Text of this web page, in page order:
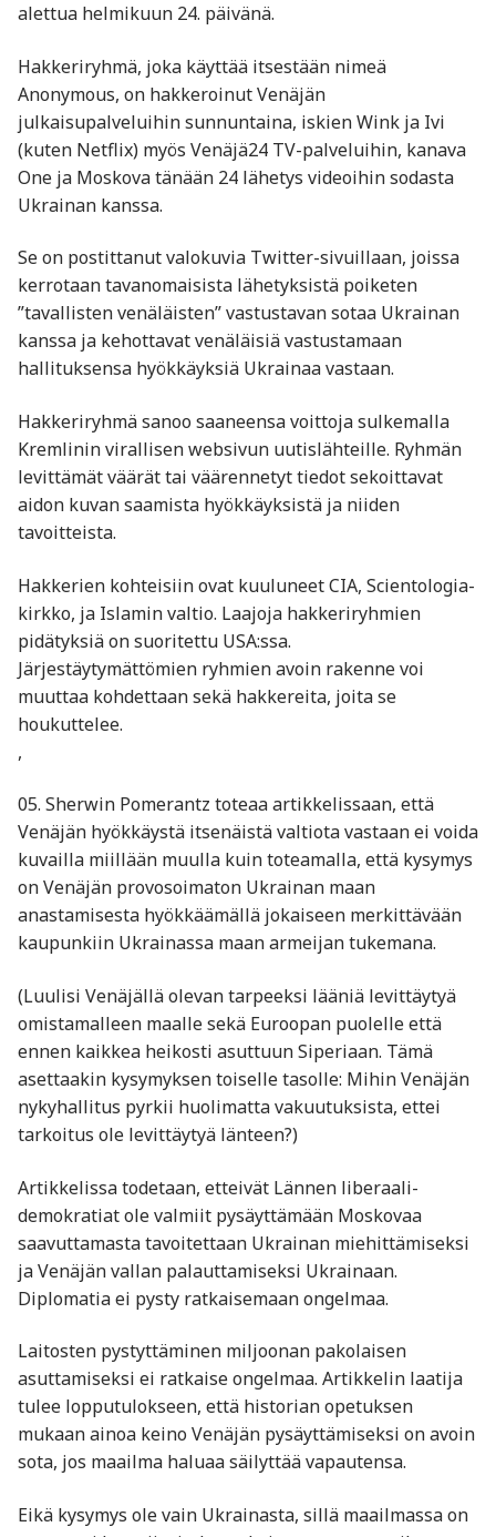
alettua helmikuun 24. päivänä.
Hakkeriryhmä, joka käyttää itsestään nimeä
Anonymous, on hakkeroinut Venäjän
julkaisupalveluihin sunnuntaina, iskien Wink ja Ivi
(kuten Netflix) myös Venäjä24 TV-palveluihin, kanava
One ja Moskova tänään 24 lähetys videoihin sodasta
Ukrainan kanssa.
Se on postittanut valokuvia Twitter-sivuillaan, joissa
kerrotaan tavanomaisista lähetyksistä poiketen
”tavallisten venäläisten” vastustavan sotaa Ukrainan
kanssa ja kehottavat venäläisiä vastustamaan
hallituksensa hyökkäyksiä Ukrainaa vastaan.
Hakkeriryhmä sanoo saaneensa voittoja sulkemalla
Kremlinin virallisen websivun uutislähteille. Ryhmän
levittämät väärät tai väärennetyt tiedot sekoittavat
aidon kuvan saamista hyökkäyksistä ja niiden
tavoitteista.
Hakkerien kohteisiin ovat kuuluneet CIA, Scientologia-
kirkko, ja Islamin valtio. Laajoja hakkeriryhmien
pidätyksiä on suoritettu USA:ssa.
Järjestäytymättömien ryhmien avoin rakenne voi
muuttaa kohdettaan sekä hakkereita, joita se
houkuttelee.
,
05. Sherwin Pomerantz toteaa artikkelissaan, että
Venäjän hyökkäystä itsenäistä valtiota vastaan ei voida
kuvailla miillään muulla kuin toteamalla, että kysymys
on Venäjän provosoimaton Ukrainan maan
anastamisesta hyökkäämällä jokaiseen merkittävään
kaupunkiin Ukrainassa maan armeijan tukemana.
(Luulisi Venäjällä olevan tarpeeksi lääniä levittäytyä
omistamalleen maalle sekä Euroopan puolelle että
ennen kaikkea heikosti asuttuun Siperiaan. Tämä
asettaakin kysymyksen toiselle tasolle: Mihin Venäjän
nykyhallitus pyrkii huolimatta vakuutuksista, ettei
tarkoitus ole levittäytyä länteen?)
Artikkelissa todetaan, etteivät Lännen liberaali-
demokratiat ole valmiit pysäyttämään Moskovaa
saavuttamasta tavoitettaan Ukrainan miehittämiseksi
ja Venäjän vallan palauttamiseksi Ukrainaan.
Diplomatia ei pysty ratkaisemaan ongelmaa.
Laitosten pystyttäminen miljoonan pakolaisen
asuttamiseksi ei ratkaise ongelmaa. Artikkelin laatija
tulee lopputulokseen, että historian opetuksen
mukaan ainoa keino Venäjän pysäyttämiseksi on avoin
sota, jos maailma haluaa säilyttää vapautensa.
Eikä kysymys ole vain Ukrainasta, sillä maailmassa on